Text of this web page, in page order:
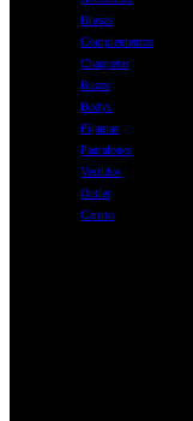
Blusas
Complementos
Chaquetas
Buzos
Bodys
Pijamas
Pantalones
Vestidos
Outlet
Carrito